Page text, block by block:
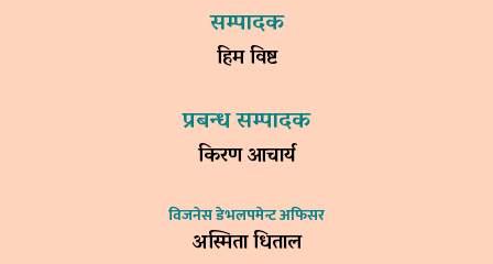
सम्पादक
हिम विष्ट
प्रबन्ध सम्पादक
किरण आचार्य
विजनेस डेभलपमेन्ट अफिसर
अस्मिता धिताल